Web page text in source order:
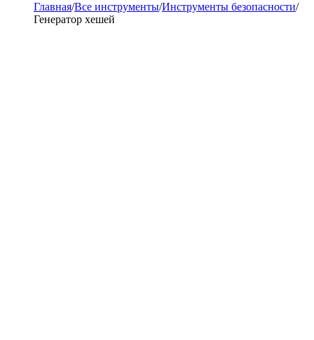
Главная/Все инструменты/Инструменты безопасности/
Генератор хешей